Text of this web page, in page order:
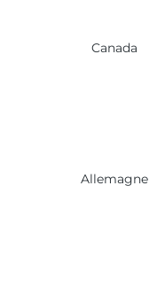
Canada
Allemagne